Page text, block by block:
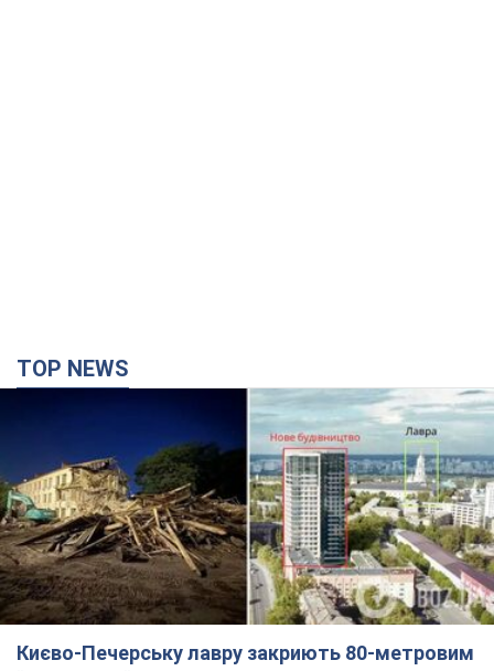
TOP NEWS
Києво-Печерську лавру закриють 80-метровим